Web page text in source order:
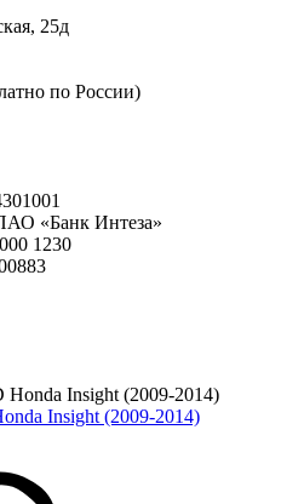
25д
по России)
«Банк Интеза»
1230
Insight (2009-2014)